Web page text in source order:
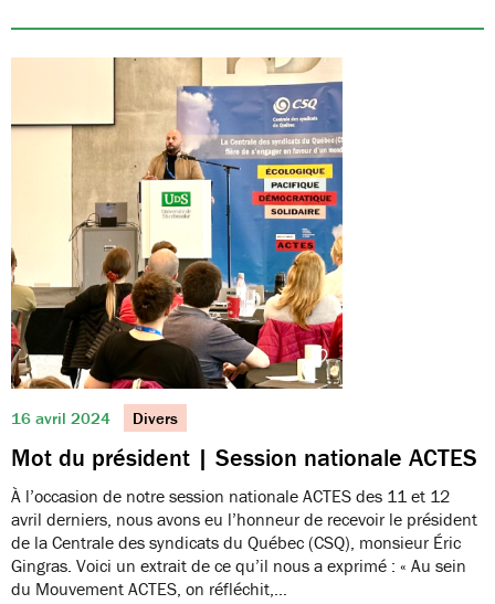
16 avril 2024 Divers
Mot du président | Session nationale ACTES
À l’occasion de notre session nationale ACTES des 11 et 12
avril derniers, nous avons eu l’honneur de recevoir le président
de la Centrale des syndicats du Québec (CSQ), monsieur Éric
Gingras. Voici un extrait de ce qu’il nous a exprimé : « Au sein
du Mouvement ACTES, on réfléchit,…